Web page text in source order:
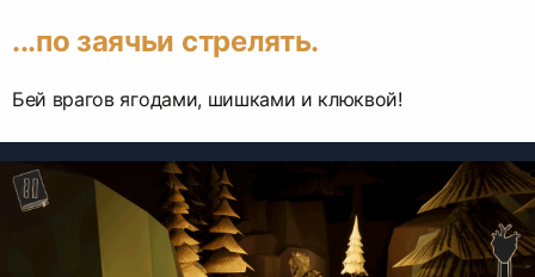
...по заячьи стрелять.
Бей врагов ягодами, шишками и клюквой!